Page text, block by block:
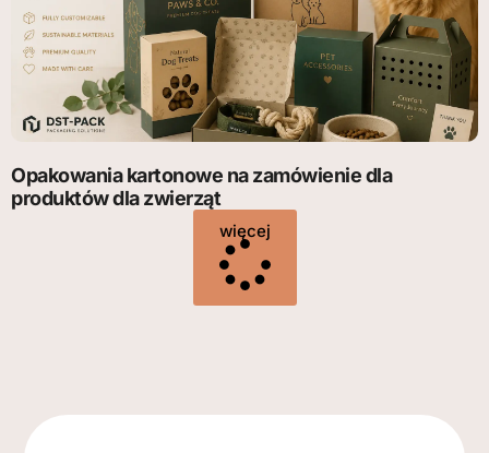
Opakowania kartonowe na zamówienie dla
produktów dla zwierząt
więcej